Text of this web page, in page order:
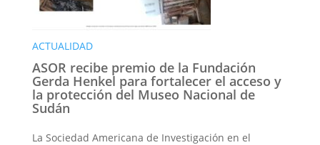
ACTUALIDAD
ASOR recibe premio de la Fundación
Gerda Henkel para fortalecer el acceso y
la protección del Museo Nacional de
Sudán
La Sociedad Americana de Investigación en el